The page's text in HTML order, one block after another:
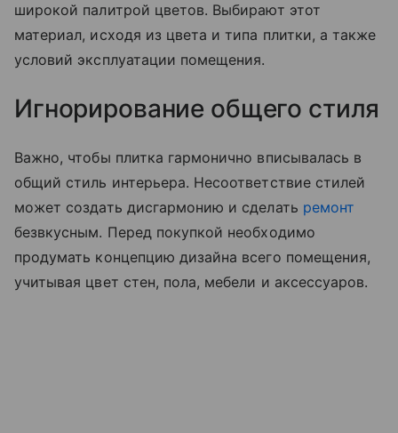
широкой палитрой цветов. Выбирают этот
материал, исходя из цвета и типа плитки, а также
условий эксплуатации помещения.
Игнорирование общего стиля
Важно, чтобы плитка гармонично вписывалась в
общий стиль интерьера. Несоответствие стилей
может создать дисгармонию и сделать ремонт
безвкусным. Перед покупкой необходимо
продумать концепцию дизайна всего помещения,
учитывая цвет стен, пола, мебели и аксессуаров.